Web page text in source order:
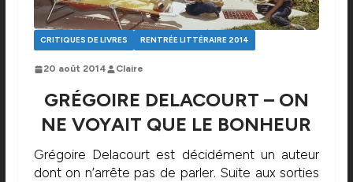
CRITIQUES DE LIVRES RENTRÉE LITTÉRAIRE 2014
20 août 2014 Claire
GRÉGOIRE DELACOURT – ON
NE VOYAIT QUE LE BONHEUR
Grégoire Delacourt est décidément un auteur
dont on n’arrête pas de parler. Suite aux sorties